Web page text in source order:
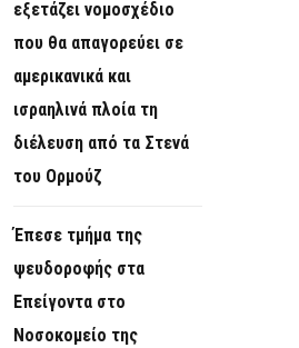
εξετάζει νομοσχέδιο
που θα απαγορεύει σε
αμερικανικά και
ισραηλινά πλοία τη
διέλευση από τα Στενά
του Ορμούζ
Έπεσε τμήμα της
ψευδοροφής στα
Επείγοντα στο
Νοσοκομείο της